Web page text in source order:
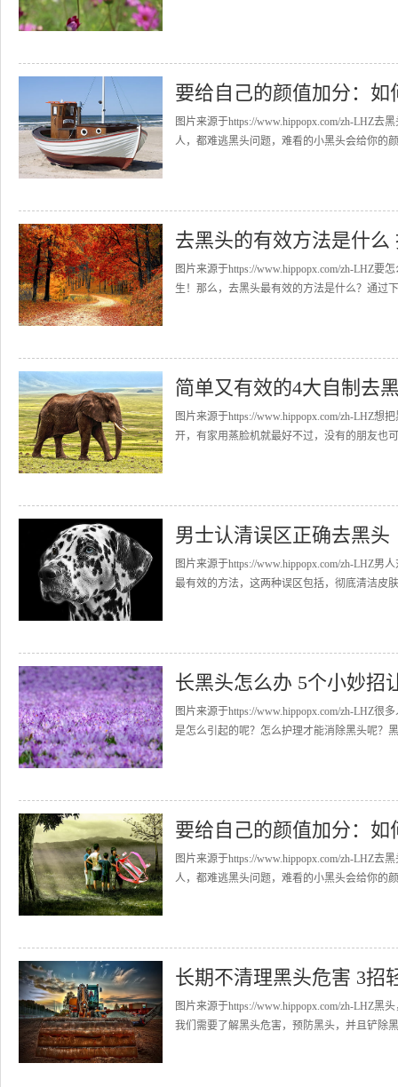
要给自己的颜值加分：如
图片来源于https://www.hippopx.com/zh-LHZ
人，都难逃黑头问题，难看的小黑头会给你的
去黑头的有效方法是什
图片来源于https://www.hippopx.com/zh-LHZ
生！那么，去黑头最有效的方法是什么？通过
简单又有效的4大自制去
图片来源于https://www.hippopx.com/zh-LHZ
开，有家用蒸脸机就最好不过，没有的朋友也
男士认清误区正确去黑头
图片来源于https://www.hippopx.com/zh-LHZ
最有效的方法，这两种误区包括，彻底清洁皮
长黑头怎么办 5个小妙招
图片来源于https://www.hippopx.com/zh-LHZ
是怎么引起的呢？怎么护理才能消除黑头呢？
要给自己的颜值加分：如
图片来源于https://www.hippopx.com/zh-LHZ
人，都难逃黑头问题，难看的小黑头会给你的
长期不清理黑头危害 3招
图片来源于https://www.hippopx.com/zh-LHZ
我们需要了解黑头危害，预防黑头，并且铲除